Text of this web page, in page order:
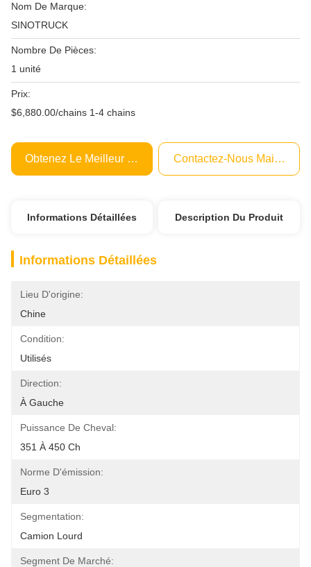
Nom De Marque:
SINOTRUCK
Nombre De Pièces:
1 unité
Prix:
$6,880.00/chains 1-4 chains
Obtenez Le Meilleur Prix Contactez-Nous Maintenant
Informations Détaillées Description Du Produit
Informations Détaillées
Lieu D'origine:
Chine
Condition:
Utilisés
Direction:
À Gauche
Puissance De Cheval:
351 À 450 Ch
Norme D'émission:
Euro 3
Segmentation:
Camion Lourd
Segment De Marché: